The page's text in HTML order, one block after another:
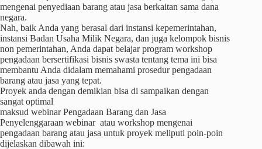
mengenai penyediaan barang atau jasa berkaitan sama dana
negara.
Nah, baik Anda yang berasal dari instansi kepemerintahan,
instansi Badan Usaha Milik Negara, dan juga kelompok bisnis
non pemerintahan, Anda dapat belajar program workshop
pengadaan bersertifikasi bisnis swasta tentang tema ini bisa
membantu Anda didalam memahami prosedur pengadaan
barang atau jasa yang tepat.
Proyek anda dengan demikian bisa di sampaikan dengan
sangat optimal
maksud webinar Pengadaan Barang dan Jasa
Penyelenggaraan webinar atau workshop mengenai
pengadaan barang atau jasa untuk proyek meliputi poin-poin
dijelaskan dibawah ini: